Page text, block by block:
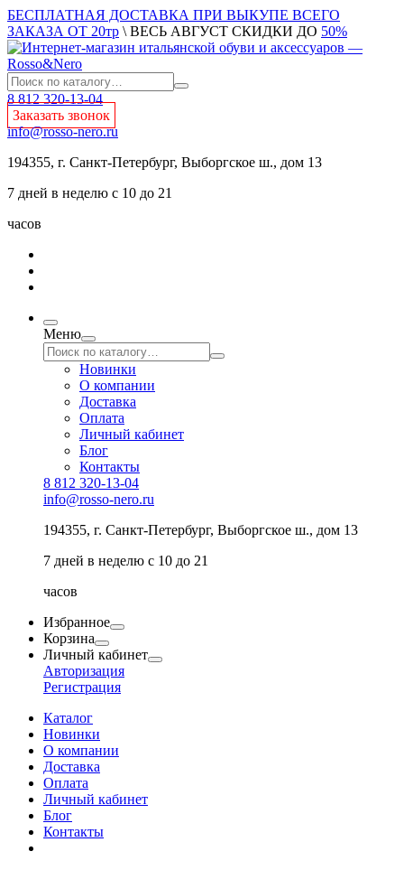
БЕСПЛАТНАЯ ДОСТАВКА ПРИ ВЫКУПЕ ВСЕГО
ЗАКАЗА ОТ 20тр \ ВЕСЬ АВГУСТ СКИДКИ ДО 50%
8 812 320-13-04
Заказать звонок
info@rosso-nero.ru
194355, г. Санкт-Петербург, Выборгское ш., дом 13
7 дней в неделю с 10 до 21
часов
Меню
Новинки
О компании
Доставка
Оплата
Личный кабинет
Блог
Контакты
8 812 320-13-04
info@rosso-nero.ru
194355, г. Санкт-Петербург, Выборгское ш., дом 13
7 дней в неделю с 10 до 21
часов
Избранное
Корзина
Личный кабинет
Авторизация
Регистрация
Каталог
Новинки
О компании
Доставка
Оплата
Личный кабинет
Блог
Контакты